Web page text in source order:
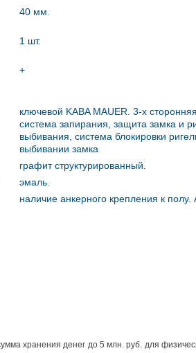
40 мм.
1 шт.
+
ключевой KABA MAUER. 3-х
система запирания, защита замка и
выбивания, система блокировки
выбивании замка
графит структурированный.
эмаль.
наличие анкерного крепления к полу.
хранения денег до 5 млн. руб. для